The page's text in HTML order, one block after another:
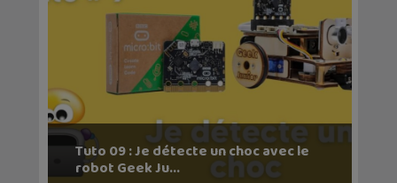
Tuto 09 : Je détecte un choc avec le
robot Geek Ju...